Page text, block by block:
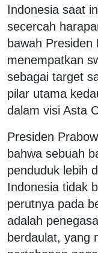
Indonesia saat
secercah
bawah Presiden
menempatkan
sebagai target
pilar utama
dalam visi Asta
Presiden
bahwa sebuah
penduduk lebih
Indonesia tidak
perutnya pada
adalah
berdaulat, yang